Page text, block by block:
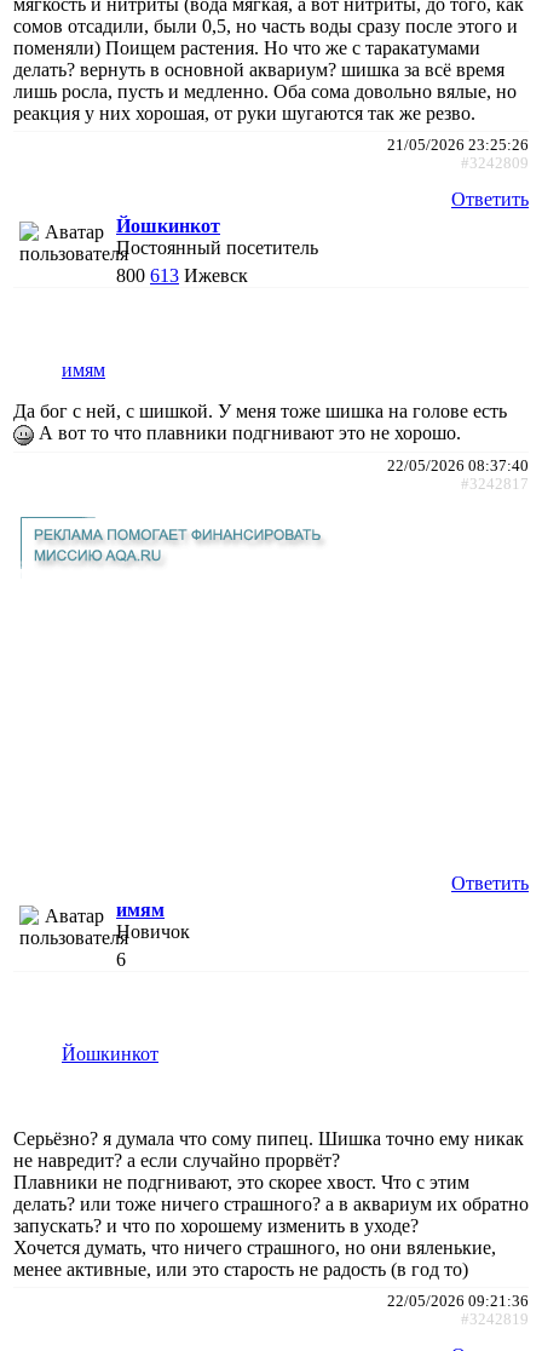
сомов отсадили, были 0,5, но часть воды сразу после этого и
поменяли) Поищем растения. Но что же с таракатумами
делать? вернуть в основной аквариум? шишка за всё время
лишь росла, пусть и медленно. Оба сома довольно вялые, но
реакция у них хорошая, от руки шугаются так же резво.
21/05/2026 23:25:26
#3242809
Ответить
Йошкинкот
Постоянный посетитель
800 613 Ижевск
имям
Да бог с ней, с шишкой. У меня тоже шишка на голове есть
А вот то что плавники подгнивают это не хорошо.
22/05/2026 08:37:40
#3242817
Ответить
имям
Новичок
6
Йошкинкот
Серьёзно? я думала что сому пипец. Шишка точно ему никак
не навредит? а если случайно прорвёт?
Плавники не подгнивают, это скорее хвост. Что с этим
делать? или тоже ничего страшного? а в аквариум их обратно
запускать? и что по хорошему изменить в уходе?
Хочется думать, что ничего страшного, но они вяленькие,
менее активные, или это старость не радость (в год то)
22/05/2026 09:21:36
#3242819